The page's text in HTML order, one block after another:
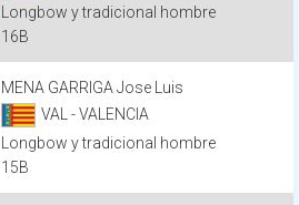
Longbow y tradicional hombre
16B
MENA GARRIGA Jose Luis
VAL - VALENCIA
Longbow y tradicional hombre
15B